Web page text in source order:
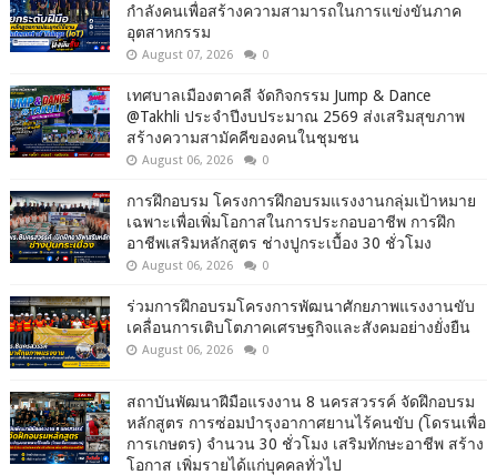
กำลังคนเพื่อสร้างความสามารถในการแข่งขันภาค
อุตสาหกรรม
August 07, 2026 0
เทศบาลเมืองตาคลี จัดกิจกรรม Jump & Dance
@Takhli ประจำปีงบประมาณ 2569 ส่งเสริมสุขภาพ
สร้างความสามัคคีของคนในชุมชน
August 06, 2026 0
การฝึกอบรม โครงการฝึกอบรมแรงงานกลุ่มเป้าหมาย
เฉพาะเพื่อเพิ่มโอกาสในการประกอบอาชีพ การฝึก
อาชีพเสริมหลักสูตร ช่างปูกระเบื้อง 30 ชั่วโมง
August 06, 2026 0
ร่วมการฝึกอบรมโครงการพัฒนาศักยภาพแรงงานขับ
เคลื่อนการเติบโตภาคเศรษฐกิจและสังคมอย่างยั่งยืน
August 06, 2026 0
สถาบันพัฒนาฝีมือแรงงาน 8 นครสวรรค์ จัดฝึกอบรม
หลักสูตร การซ่อมบำรุงอากาศยานไร้คนขับ (โดรนเพื่อ
การเกษตร) จำนวน 30 ชั่วโมง เสริมทักษะอาชีพ สร้าง
โอกาส เพิ่มรายได้แก่บุคคลทั่วไป